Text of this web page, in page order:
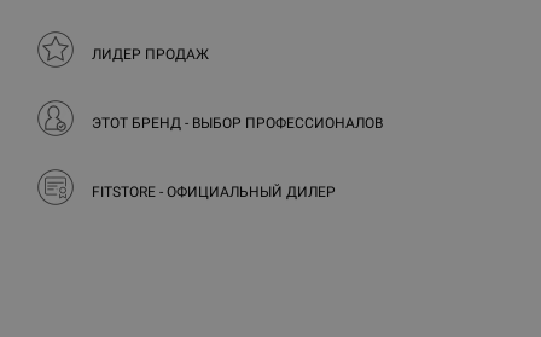
ЛИДЕР ПРОДАЖ
ЭТОТ БРЕНД - ВЫБОР ПРОФЕССИОНАЛОВ
FITSTORE - ОФИЦИАЛЬНЫЙ ДИЛЕР